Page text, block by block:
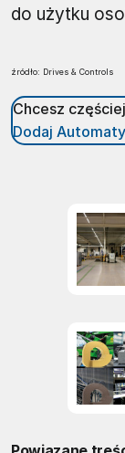
do użytku
źródło: Drives & Controls
Chcesz
Dodaj